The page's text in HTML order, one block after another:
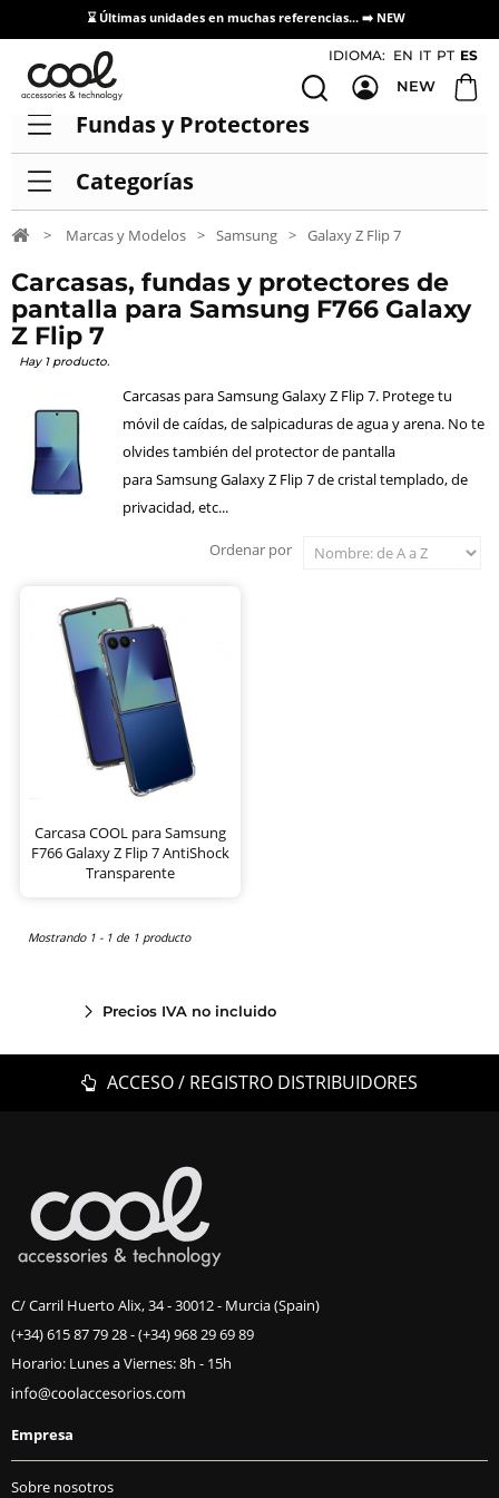
⌛ Últimas unidades en muchas referencias... ➡️ NEW
Acceso / Registro Distribuidores
IDIOMA: EN IT PT ES
NEW
Fundas y Protectores
Categorías
> Marcas y Modelos > Samsung > Galaxy Z Flip 7
Carcasas, fundas y protectores de
pantalla para Samsung F766 Galaxy
Z Flip 7
Hay 1 producto.
Carcasas para Samsung Galaxy Z Flip 7. Protege tu
móvil de caídas, de salpicaduras de agua y arena. No te
olvides también del protector de pantalla
para Samsung Galaxy Z Flip 7 de cristal templado, de
privacidad, etc...
Ordenar por
Carcasa COOL para Samsung
F766 Galaxy Z Flip 7 AntiShock
Transparente
Mostrando 1 - 1 de 1 producto
Precios IVA no incluido
ACCESO / REGISTRO DISTRIBUIDORES
C/ Carril Huerto Alix, 34 - 30012 - Murcia (Spain)
(+34) 615 87 79 28-(+34) 968 29 69 89
Horario: Lunes a Viernes: 8h - 15h
Empresa
Sobre nosotros